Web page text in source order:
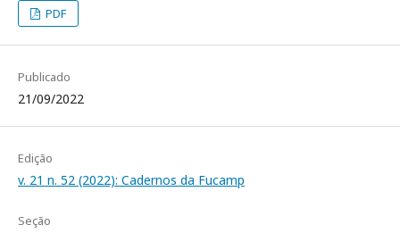
PDF
Publicado
21/09/2022
Edição
v. 21 n. 52 (2022): Cadernos da Fucamp
Seção